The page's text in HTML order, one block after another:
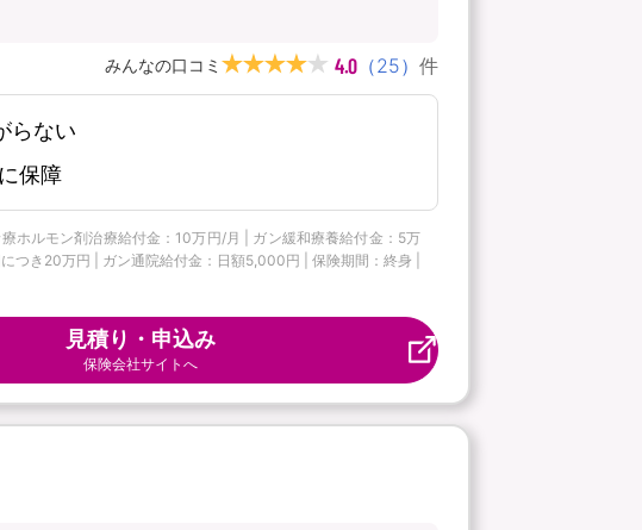
みんなの口コミ 4.0 （25） 件
らない
保障
ホルモン剤治療給付金：10万円/月 | ガン緩和療養給付金：5万
つき20万円 | ガン通院給付金：日額5,000円 | 保険期間：終身 |
見積り・申込み
保険会社サイトへ